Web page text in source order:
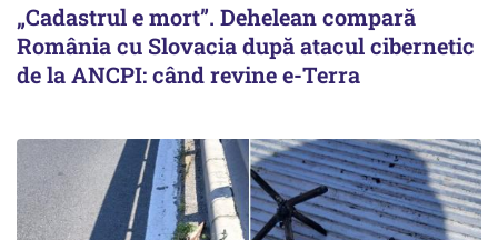
„Cadastrul e mort”. Dehelean compară
România cu Slovacia după atacul cibernetic
de la ANCPI: când revine e-Terra